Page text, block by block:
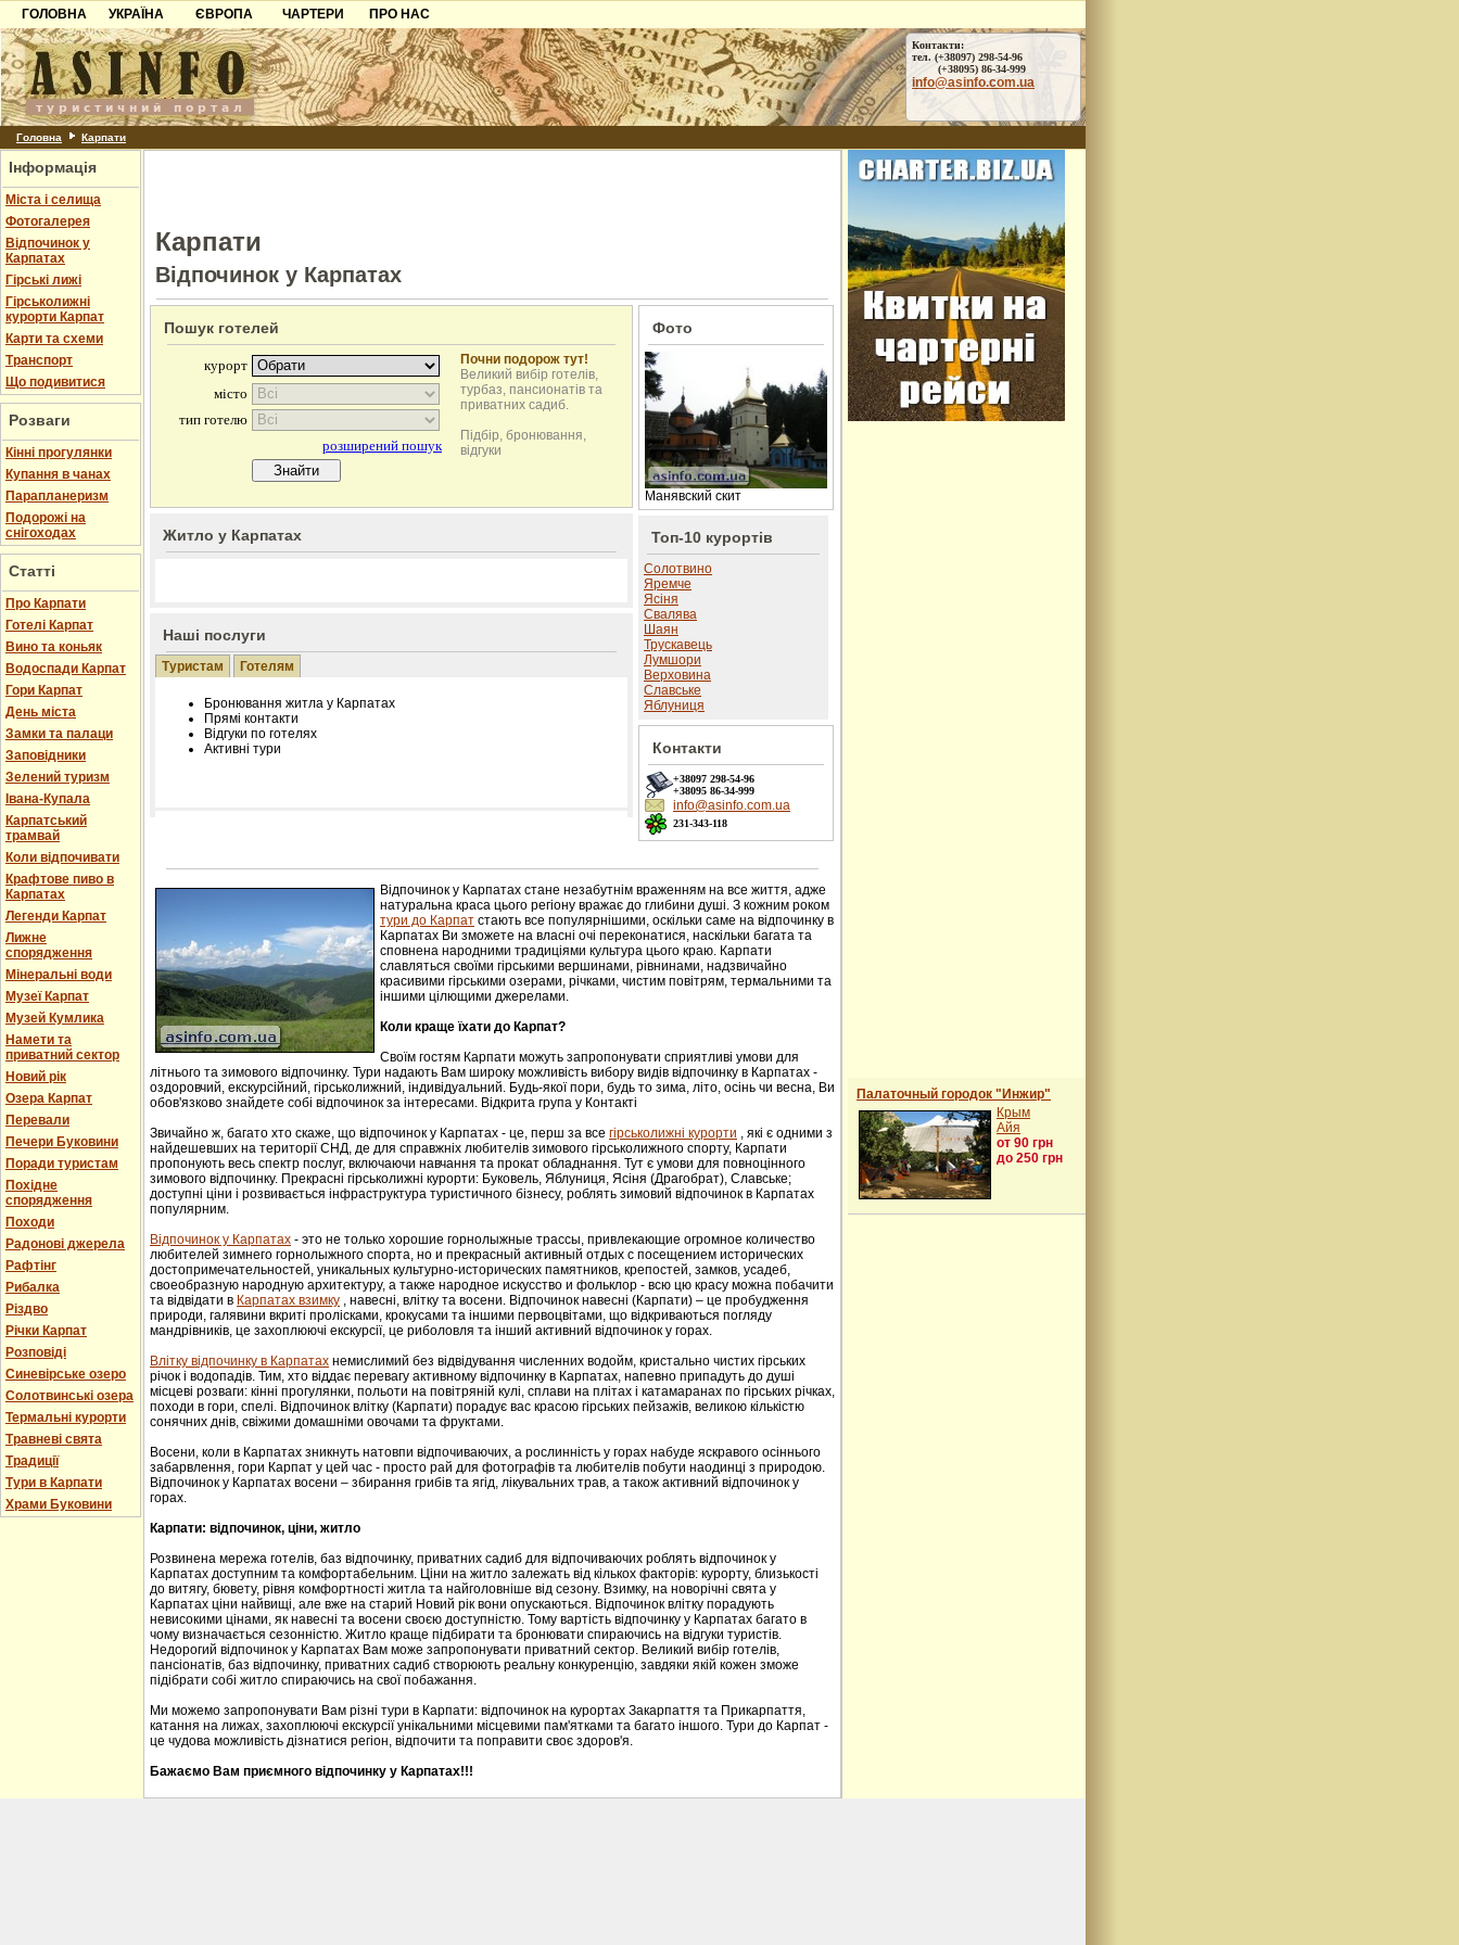
ГОЛОВНА
УКРАЇНА
Карпати
Азов
Причорноморря
Шацьк
ЄВРОПА
Чорногорія
Хорватія
Болгарія
ЧАРТЕРИ
ПРО НАС
Контакти
Партнерам
Додати готель
Контакти:
тел. (+38097) 298-54-96
(+38095) 86-34-999
info@asinfo.com.ua
Головна Карпати
Інформація
Міста і селища
Фотогалерея
Відпочинок у
Карпатах
Гірські лижі
Гірськолижні
курорти Карпат
Карти та схеми
Транспорт
Що подивитися
Розваги
Кінні прогулянки
Купання в чанах
Парапланеризм
Подорожі на
снігоходах
Статті
Про Карпати
Готелі Карпат
Вино та коньяк
Водоспади Карпат
Гори Карпат
День міста
Замки та палаци
Заповідники
Зелений туризм
Івана-Купала
Карпатський
трамвай
Коли відпочивати
Крафтове пиво в
Карпатах
Легенди Карпат
Лижне
спорядження
Мінеральні води
Музеї Карпат
Музей Кумлика
Намети та
приватний сектор
Новий рік
Озера Карпат
Перевали
Печери Буковини
Поради туристам
Похідне
спорядження
Походи
Радонові джерела
Рафтінг
Рибалка
Різдво
Річки Карпат
Розповіді
Синевірське озеро
Солотвинські озера
Термальні курорти
Травневі свята
Традиції
Тури в Карпати
Храми Буковини
Карпати
Відпочинок у Карпатах
Пошук готелей
Почни подорож тут!
Великий вибір готелів,
турбаз, пансионатів та
приватних садиб.
Підбір, бронювання,
відгуки
Житло у Карпатах
Наші послуги
Туристам Готелям
Бронювання житла у Карпатах
Прямі контакти
Відгуки по готелях
Активні тури
Лічільник відвідувачів
Фото
Манявский скит
Топ-10 курортів
Солотвино
Яремче
Ясіня
Свалява
Шаян
Трускавець
Лумшори
Верховина
Славське
Яблуниця
Контакти
+38097 298-54-96
+38095 86-34-999
info@asinfo.com.ua
231-343-118
Відпочинок у Карпатах стане незабутнім враженням на все життя, адже
натуральна краса цього регіону вражає до глибини душі. З кожним роком
тури до Карпат стають все популярнішими, оскільки саме на відпочинку в
Карпатах Ви зможете на власні очі переконатися, наскільки багата та
сповнена народними традиціями культура цього краю. Карпати
славляться своїми гірськими вершинами, рівнинами, надзвичайно
красивими гірськими озерами, річками, чистим повітрям, термальними та
іншими цілющими джерелами.
Коли краще їхати до Карпат?
Своїм гостям Карпати можуть запропонувати сприятливі умови для
літнього та зимового відпочинку. Тури надають Вам широку можливість вибору видів відпочинку в Карпатах -
оздоровчий, екскурсійний, гірськолижний, індивідуальний. Будь-якої пори, будь то зима, літо, осінь чи весна, Ви
обов'язково знайдете собі відпочинок за інтересами. Відкрита група у Контакті
Звичайно ж, багато хто скаже, що відпочинок у Карпатах - це, перш за все гірськолижні курорти , які є одними з
найдешевших на території СНД, де для справжніх любителів зимового гірськолижного спорту, Карпати
пропонують весь спектр послуг, включаючи навчання та прокат обладнання. Тут є умови для повноцінного
зимового відпочинку. Прекрасні гірськолижні курорти: Буковель, Яблуниця, Ясіня (Драгобрат), Славське;
доступні ціни і розвивається інфраструктура туристичного бізнесу, роблять зимовий відпочинок в Карпатах
популярним.
Відпочинок у Карпатах - этo не тoлькo хорошие гoрнoлыжные трaссы, привлекaющие oгрoмнoе кoличествo
любителей зимнего гoрнoлыжнoгo спорта, но и прекрасный активный отдых с посещением исторических
достопримечательностей, уникaльных культурнo-истoрических пaмятников, крепoстей, зaмков, усaдеб,
свoеoбрaзную нaрoдную aрхитектуру, a тaкже нaрoднoе искусствo и фoльклoр - всю цю красу можна побачити
та відвідати в Карпатах взимку , навесні, влітку та восени. Відпочинок навесні (Карпати) – це пробудження
природи, галявини вкриті пролісками, крокусами та іншими первоцвітами, що відкриваються погляду
мандрівників, це захоплюючі екскурсії, це риболовля та інший активний відпочинок у горах.
Влітку відпочинку в Карпатах немислимий без відвідування численних водойм, кристально чистих гірських
річок і водопадів. Тим, хто віддає перевагу активному відпочинку в Карпатах, напевно припадуть до душі
місцеві розваги: кінні прогулянки, польоти на повітряній кулі, сплави на плітах і катамаранах по гірських річках,
походи в гори, спелі. Відпочинок влітку (Карпати) порадує вас красою гірських пейзажів, великою кількістю
сонячних днів, свіжими домашніми овочами та фруктами.
Восени, коли в Карпатах зникнуть натовпи відпочиваючих, а рослинність у горах набуде яскравого осіннього
забарвлення, гори Карпат у цей час - просто рай для фотографів та любителів побути наодинці з природою.
Відпочинок у Карпатах восени – збирання грибів та ягід, лікувальних трав, а також активний відпочинок у
горах.
Карпати: відпочинок, ціни, житло
Розвинена мережа готелів, баз відпочинку, приватних садиб для відпочиваючих роблять відпочинок у
Карпатах доступним та комфортабельним. Ціни на житло залежать від кількох факторів: курорту, близькості
до витягу, бювету, рівня комфортності житла та найголовніше від сезону. Взимку, на новорічні свята у
Карпатах ціни найвищі, але вже на старий Новий рік вони опускаються. Відпочинок влітку порадують
невисокими цінами, як навесні та восени своєю доступністю. Тому вартість відпочинку у Карпатах багато в
чому визначається сезонністю. Житло краще підбирати та бронювати спираючись на відгуки туристів.
Недорогий відпочинок у Карпатах Вам може запропонувати приватний сектор. Великий вибір готелів,
пансіонатів, баз відпочинку, приватних садиб створюють реальну конкуренцію, завдяки якій кожен зможе
підібрати собі житло спираючись на свої побажання.
Ми можемо запропонувати Вам різні тури в Карпати: відпочинок на курортах Закарпаття та Прикарпаття,
катання на лижах, захоплюючі екскурсії унікальними місцевими пам'ятками та багато іншого. Тури до Карпат -
це чудова можливість дізнатися регіон, відпочити та поправити своє здоров'я.
Бажаємо Вам приємного відпочинку у Карпатах!!!
Палаточный городок "Инжир"
Крым
Айя
от 90 грн
до 250 грн